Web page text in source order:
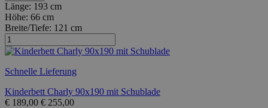
Länge: 193 cm
Höhe: 66 cm
Breite/Tiefe: 121 cm
Schnelle Lieferung
Kinderbett Charly 90x190 mit Schublade
€ 189,00 € 255,00